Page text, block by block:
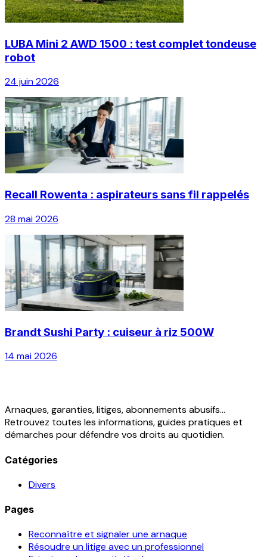
LUBA Mini 2 AWD 1500 : test complet tondeuse
robot
24 juin 2026
Recall Rowenta : aspirateurs sans fil rappelés
28 mai 2026
Brandt Sushi Party : cuiseur à riz 500W
14 mai 2026
Arnaques, garanties, litiges, abonnements abusifs...
Retrouvez toutes les informations, guides pratiques et
démarches pour défendre vos droits au quotidien.
Catégories
Divers
Pages
Reconnaître et signaler une arnaque
Résoudre un litige avec un professionnel